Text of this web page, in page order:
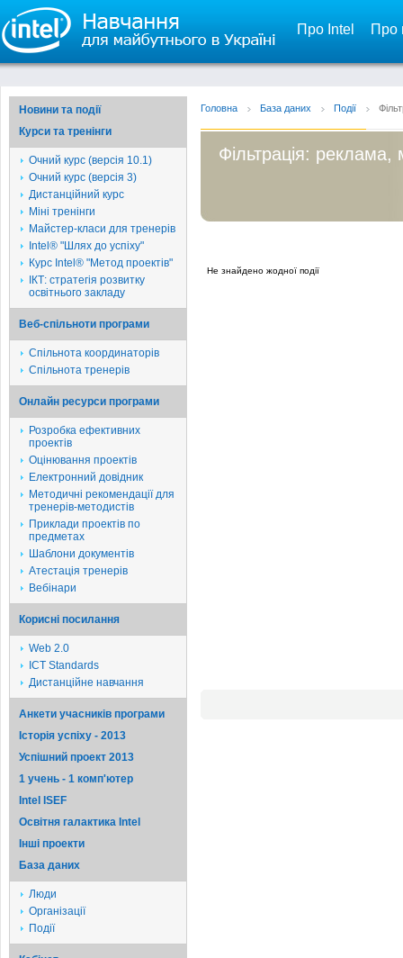
Про Intel Про
Новини та події
Курси та тренінги
Очний курс (версія 10.1)
Очний курс (версія 3)
Дистанційний курс
Міні тренінги
Майстер-класи для тренерів
Intel® "Шлях до успіху"
Курс Intel® "Метод проектів"
ІКТ: стратегія розвитку
освітнього закладу
Веб-спільноти програми
Спільнота координаторів
Спільнота тренерів
Онлайн ресурси програми
Розробка ефективних
проектів
Оцінювання проектів
Електронний довідник
Методичні рекомендації для
тренерів-методистів
Приклади проектів по
предметах
Шаблони документів
Атестація тренерів
Вебінари
Корисні посилання
Web 2.0
ICT Standards
Дистанційне навчання
Анкети учасників програми
Історія успіху - 2013
Успішний проект 2013
1 учень - 1 комп'ютер
Intel ISEF
Освітня галактика Intel
Iншi проекти
База даних
Люди
Організації
Події
Головна База даних Події
Фільтрація: реклама,
Не знайдено жодної події